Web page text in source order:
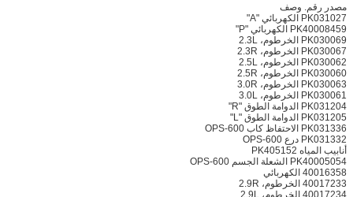
مصدر رقم. وصف
PK031027 الكهربائي "A"
PK40008459 الكهربائي "P"
PK030069 الخرطوم، 2.3L
PK030067 الخرطوم، 2.3R
PK030062 الخرطوم، 2.5L
PK030060 الخرطوم، 2.5R
PK030063 الخرطوم، 3.0R
PK030061 الخرطوم، 3.0L
PK031204 الدوامة الطوق "R"
PK031205 الدوامة الطوق "L"
PK031336 الاحتفاظ كاب 600-OPS
PK031332 درع 600-OPS
أنابيب المياه PK405152
PK40005054 الشعلة الجسم 600-OPS
40016358 الكهربائي
40017233 الخرطوم، 2.9R
40017234 الخرطوم، 2.9L